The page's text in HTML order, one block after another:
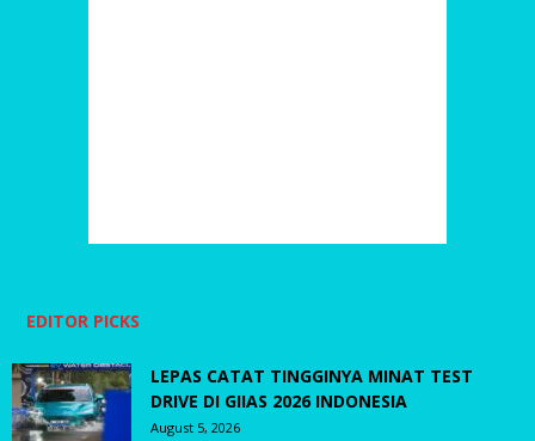
EDITOR PICKS
LEPAS CATAT TINGGINYA MINAT TEST
DRIVE DI GIIAS 2026 INDONESIA
August 5, 2026